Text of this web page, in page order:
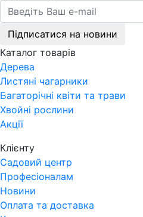
Підписатися на новини
Каталог товарів
Дерева
Листяні чагарники
Багаторічні квіти та трави
Хвойні рослини
Акції
Клієнту
Садовий центр
Професіоналам
Новини
Оплата та доставка